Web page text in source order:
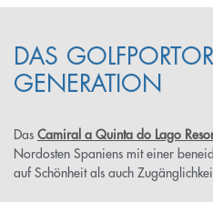
DAS
GENERATION
Das Camiral a Quinta do Lago
Nordosten Spaniens mit einer
auf Schönheit als auch